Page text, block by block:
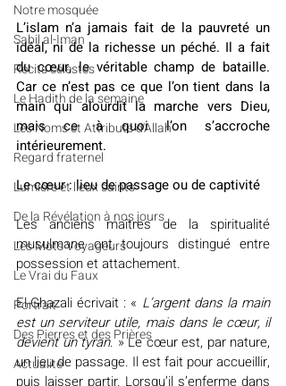
Notre mosquée
Sabil al-Iman
Récits célestes
Le Hadith de la semaine
Les Noms et Attributs d'Allah
Regard fraternel
Lumière et lieux saints
De la Révélation à nos jours
Les Mots Voyageurs
Le Vrai du Faux
Portrait
Des Pierres et des Prières
Actualité
L’islam n’a jamais fait de la pauvreté un
idéal, ni de la richesse un péché. Il a fait
du cœur, le véritable champ de bataille.
Car ce n’est pas ce que l’on tient dans la
main qui alourdit la marche vers Dieu,
mais ce à quoi l’on s’accroche
intérieurement.
Le cœur : lieu de passage ou de captivité
Les anciens maîtres de la spiritualité
musulmane ont toujours distingué entre
possession et attachement.
El-Ghazali écrivait : « L’argent dans la main
est un serviteur utile, mais dans le cœur, il
devient un tyran. » Le cœur est, par nature,
un lieu de passage. Il est fait pour accueillir,
puis laisser partir. Lorsqu’il s’enferme dans